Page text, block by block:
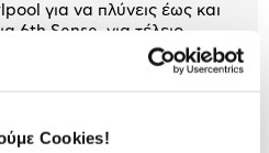
Cookies!
για να πλύνεις έως και
6th Sense, για τέλειο
9 διαθέσιμα
Πληροφορίες